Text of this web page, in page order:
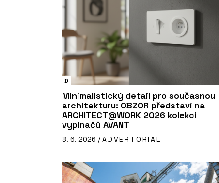
D
Minimalistický detail pro současnou
architekturu: OBZOR představí na
ARCHITECT@WORK 2026 kolekci
vypínačů AVANT
8. 6. 2026 / ADVERTORIAL